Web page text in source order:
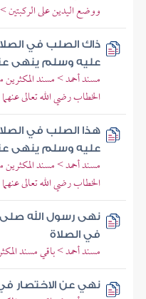
ووضع اليدين على
ذاك الصلب في
عليه وسلم ينهى
مسند أحمد > مسند
الخطاب رضي الله تعالى عنهما
هذا الصلب في
عليه وسلم ينهى
مسند أحمد > مسند
الخطاب رضي الله تعالى عنهما
نهى رسول الله صلى
في الصلاة
مسند أحمد > باقي مسند
نهي عن الاختصار